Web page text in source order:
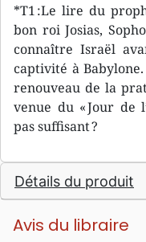
*T1 :Le lire du
bon roi Josias,
connaître Israël
captivité à
renouveau de la
venue du « Jour de
pas suffisant ?
Détails du produit
Avis du libraire